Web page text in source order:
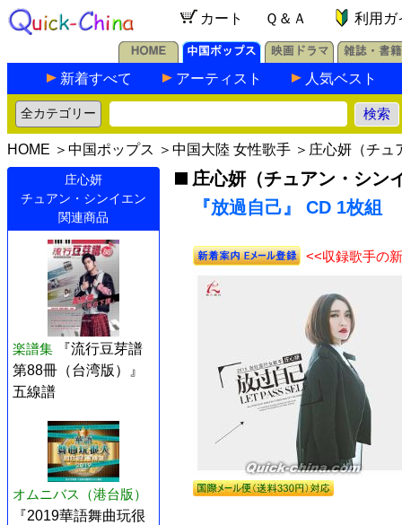
カート Ｑ＆Ａ 利用ガ
新着すべて アーティスト 人気ベスト
HOME ＞ 中国ポップス ＞ 中国大陸 女性歌手 ＞ 庄心妍（チュ
庄心妍
チュアン・シンイエン
関連商品
楽譜集
『流行豆芽譜
第88冊（台湾版）』
五線譜
オムニバス（港台版）
『2019華語舞曲玩很
庄心妍（チュアン・シン
『放過自己』 CD 1枚組
<<収録歌手の